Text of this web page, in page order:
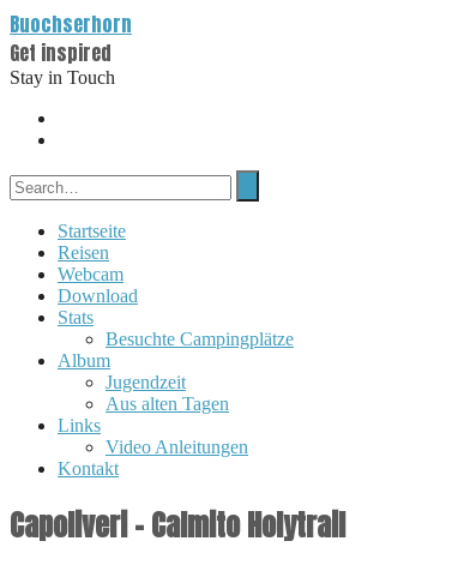
Buochserhorn
Get inspired
Stay in Touch
Startseite
Reisen
Webcam
Download
Stats
Besuchte Campingplätze
Album
Jugendzeit
Aus alten Tagen
Links
Video Anleitungen
Kontakt
Capoliveri – Calmito Holytrail